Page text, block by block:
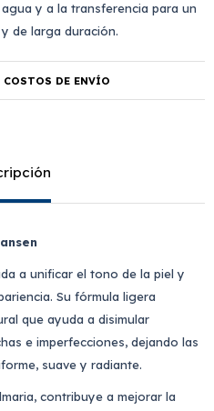
y a la transferencia para un
de larga duración.
COSTOS DE ENVÍO
a unificar el tono de la piel y
Su fórmula ligera
que ayuda a disimular
e imperfecciones, dejando las
suave y radiante.
contribuye a mejorar la